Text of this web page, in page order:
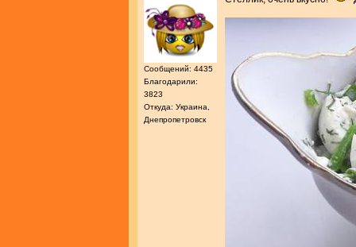
Сообщений: 4435
Благодарили:
3823
Откуда: Украина,
Днепропетровск